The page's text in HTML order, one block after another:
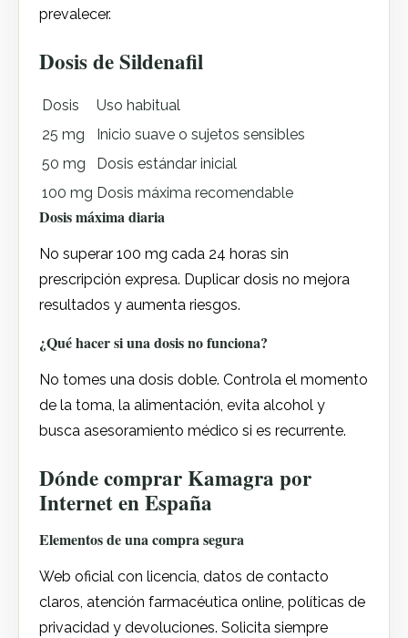
prevalecer.
Dosis de Sildenafil
Dosis
Uso habitual
25 mg
Inicio suave o sujetos sensibles
50 mg
Dosis estándar inicial
100 mg Dosis máxima recomendable
Dosis máxima diaria
No superar 100 mg cada 24 horas sin
prescripción expresa. Duplicar dosis no mejora
resultados y aumenta riesgos.
¿Qué hacer si una dosis no funciona?
No tomes una dosis doble. Controla el momento
de la toma, la alimentación, evita alcohol y
busca asesoramiento médico si es recurrente.
Dónde comprar Kamagra por
Internet en España
Elementos de una compra segura
Web oficial con licencia, datos de contacto
claros, atención farmacéutica online, políticas de
privacidad y devoluciones. Solicita siempre